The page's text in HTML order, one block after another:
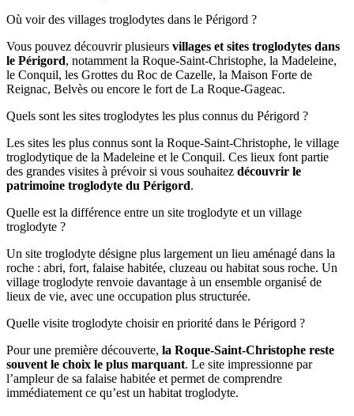
Où voir des villages troglodytes dans le Périgord ?
Vous pouvez découvrir plusieurs villages et sites troglodytes dans
le Périgord, notamment la Roque-Saint-Christophe, la Madeleine,
le Conquil, les Grottes du Roc de Cazelle, la Maison Forte de
Reignac, Belvès ou encore le fort de La Roque-Gageac.
Quels sont les sites troglodytes les plus connus du Périgord ?
Les sites les plus connus sont la Roque-Saint-Christophe, le village
troglodytique de la Madeleine et le Conquil. Ces lieux font partie
des grandes visites à prévoir si vous souhaitez découvrir le
patrimoine troglodyte du Périgord.
Quelle est la différence entre un site troglodyte et un village
troglodyte ?
Un site troglodyte désigne plus largement un lieu aménagé dans la
roche : abri, fort, falaise habitée, cluzeau ou habitat sous roche. Un
village troglodyte renvoie davantage à un ensemble organisé de
lieux de vie, avec une occupation plus structurée.
Quelle visite troglodyte choisir en priorité dans le Périgord ?
Pour une première découverte, la Roque-Saint-Christophe reste
souvent le choix le plus marquant. Le site impressionne par
l’ampleur de sa falaise habitée et permet de comprendre
immédiatement ce qu’est un habitat troglodyte.